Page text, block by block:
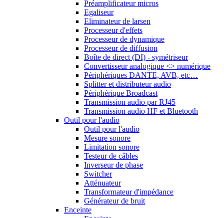
Préamplificateur micros
Egaliseur
Eliminateur de larsen
Processeur d'effets
Processeur de dynamique
Processeur de diffusion
Boîte de direct (DI) - symétriseur
Convertisseur analogique <> numérique
Périphériques DANTE, AVB, etc…
Splitter et distributeur audio
Périphérique Broadcast
Transmission audio par RJ45
Transmission audio HF et Bluetooth
Outil pour l'audio
Outil pour l'audio
Mesure sonore
Limitation sonore
Testeur de câbles
Inverseur de phase
Switcher
Atténuateur
Transformateur d'impédance
Générateur de bruit
Enceinte